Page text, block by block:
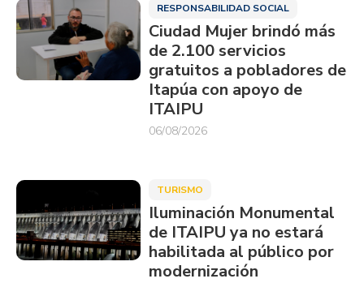
RESPONSABILIDAD SOCIAL
Ciudad Mujer brindó más
de 2.100 servicios
gratuitos a pobladores de
Itapúa con apoyo de
ITAIPU
06/08/2026
TURISMO
Iluminación Monumental
de ITAIPU ya no estará
habilitada al público por
modernización